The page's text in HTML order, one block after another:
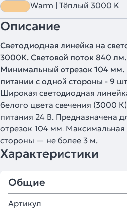
Warm | Тёплый 3000 K
Описание
Светодиодная линейка на
3000К. Световой поток 840 лм.
Минимальный отрезок 104 мм.
питании с одной стороны - 9
Широкая светодиодная
белого цвета свечения (3000
питания 24 В. Предназначена
отрезок 104 мм.
стороны — не более 3 м.
Характеристики
Общие
Артикул